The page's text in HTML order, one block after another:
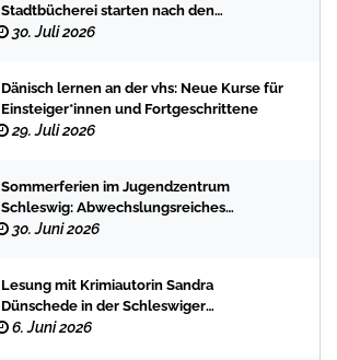
Stadtbücherei starten nach den
Sommerferien mit spannenden
30. Juli 2026
Dänisch lernen an der vhs: Neue Kurse für
Einsteiger*innen und Fortgeschrittene
29. Juli 2026
Sommerferien im Jugendzentrum
Schleswig: Abwechslungsreiches
Programm für Kinder und Jugendliche
30. Juni 2026
Lesung mit Krimiautorin Sandra
Dünschede in der Schleswiger
Stadtbücherei
6. Juni 2026